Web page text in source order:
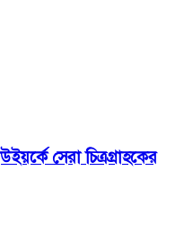
সেরা চিত্রগ্রাহকের